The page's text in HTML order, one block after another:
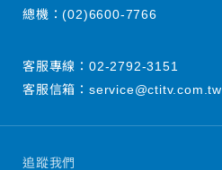
追蹤我們
總機：(02)6600-7766
客服專線： 02-2792-3151
客服信箱： service@ctitv.com.tw